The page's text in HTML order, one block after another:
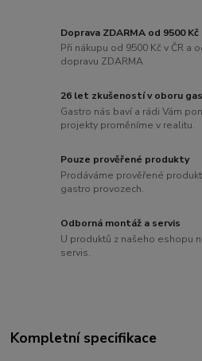
Doprava ZDARMA od 9500 Kč
Při nákupu od 9500 Kč v ČR a
dopravu ZDARMA
26 let zkušeností v oboru
Gastro nás baví a rádi Vám
projekty proměníme v realitu.
Pouze prověřené produkty
Prodáváme prověřené
gastro provozech.
Odborná montáž a servis
U produktů z našeho eshopu
servis.
Kompletní specifikace